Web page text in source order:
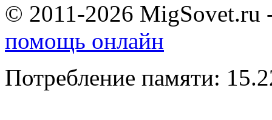
© 2011-2026 MigSovet.ru
помощь онлайн
Потребление памяти: